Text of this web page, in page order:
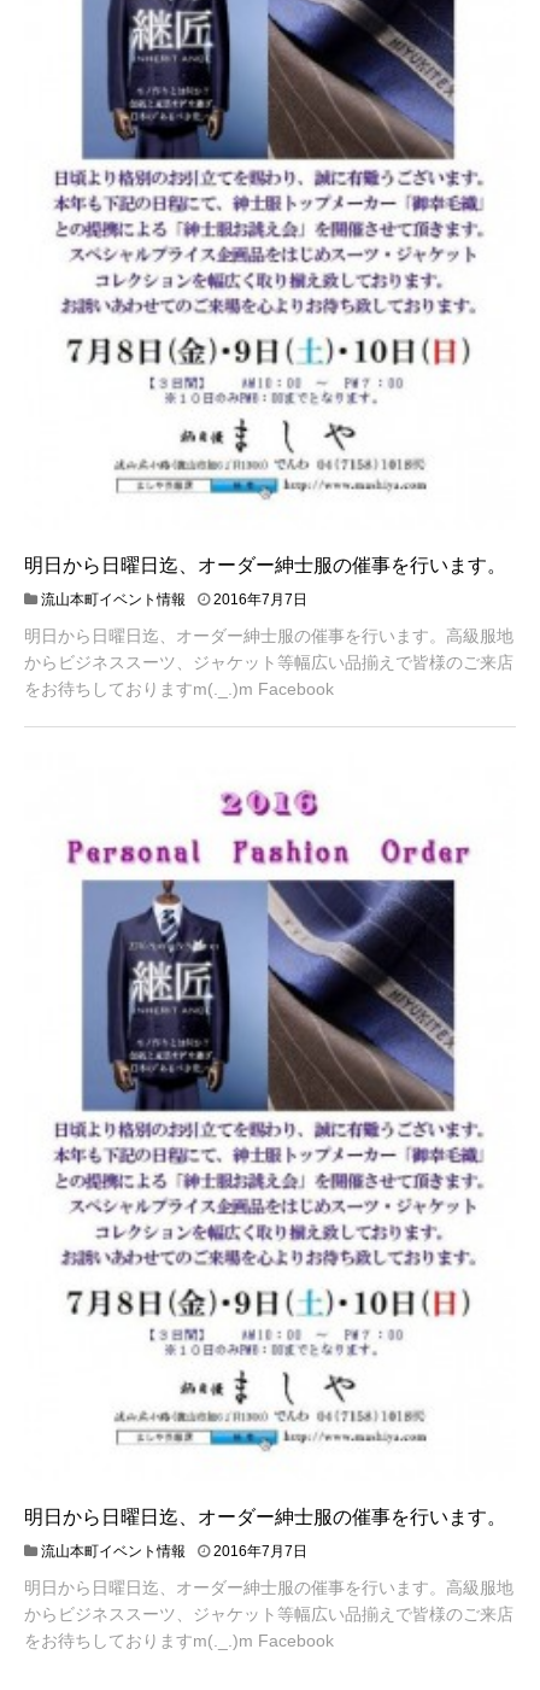
明日から日曜日迄、オーダー紳士服の催事を行います。
流山本町イベント情報 2016年7月7日
明日から日曜日迄、オーダー紳士服の催事を行います。高級服地
からビジネススーツ、ジャケット等幅広い品揃えで皆様のご来店
をお待ちしておりますm(._.)m Facebook
明日から日曜日迄、オーダー紳士服の催事を行います。
流山本町イベント情報 2016年7月7日
明日から日曜日迄、オーダー紳士服の催事を行います。高級服地
からビジネススーツ、ジャケット等幅広い品揃えで皆様のご来店
をお待ちしておりますm(._.)m Facebook